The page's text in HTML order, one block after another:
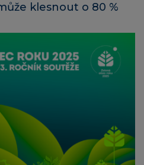
klesnout o 80 %